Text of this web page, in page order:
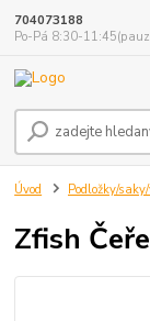
704073188
Po-Pá 8:30-
Úvod Podložky/
Zfish